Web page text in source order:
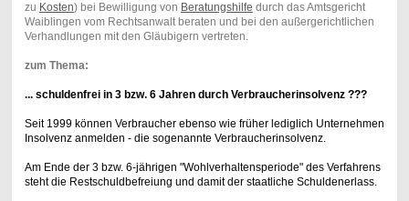
zu Kosten) bei Bewilligung von Beratungshilfe durch das Amtsgericht
Waiblingen vom Rechtsanwalt beraten und bei den außergerichtlichen
Verhandlungen mit den Gläubigern vertreten.
zum Thema:
... schuldenfrei in 3 bzw. 6 Jahren durch Verbraucherinsolvenz ???
Seit 1999 können Verbraucher ebenso wie früher lediglich Unternehmen
Insolvenz anmelden - die sogenannte Verbraucherinsolvenz.
Am Ende der 3 bzw. 6-jährigen "Wohlverhaltensperiode" des Verfahrens
steht die Restschuldbefreiung und damit der staatliche Schuldenerlass.